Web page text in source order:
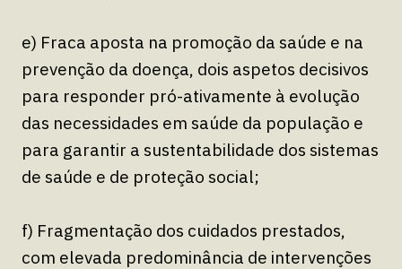
e) Fraca aposta na promoção da saúde e na
prevenção da doença, dois aspetos decisivos
para responder pró-ativamente à evolução
das necessidades em saúde da população e
para garantir a sustentabilidade dos sistemas
de saúde e de proteção social;
f) Fragmentação dos cuidados prestados,
com elevada predominância de intervenções